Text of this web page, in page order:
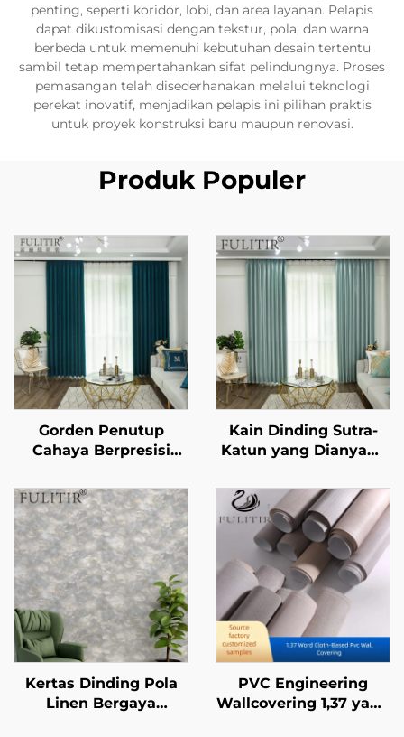
penting, seperti koridor, lobi, dan area layanan. Pelapis
dapat dikustomisasi dengan tekstur, pola, dan warna
berbeda untuk memenuhi kebutuhan desain tertentu
sambil tetap mempertahankan sifat pelindungnya. Proses
pemasangan telah disederhanakan melalui teknologi
perekat inovatif, menjadikan pelapis ini pilihan praktis
untuk proyek konstruksi baru maupun renovasi.
Produk Populer
Gorden Penutup
Cahaya Berpresisi
Tekstur Lembut dan
Kenyal, Menghalangi
Cahaya Sempurna,
Tirai Anti Angin dan
Hangat untuk Kamar
Tidur dan Ruang Tamu
Kain Dinding Sutra-
Katun yang Dianyam:
Bertemu Tekstur
Katun yang Lembut,
Menciptakan Estetika
Baru untuk Dinding
Kertas Dinding Pola
Linen Bergaya
PVC Engineering
Wallcovering 1,37 yang